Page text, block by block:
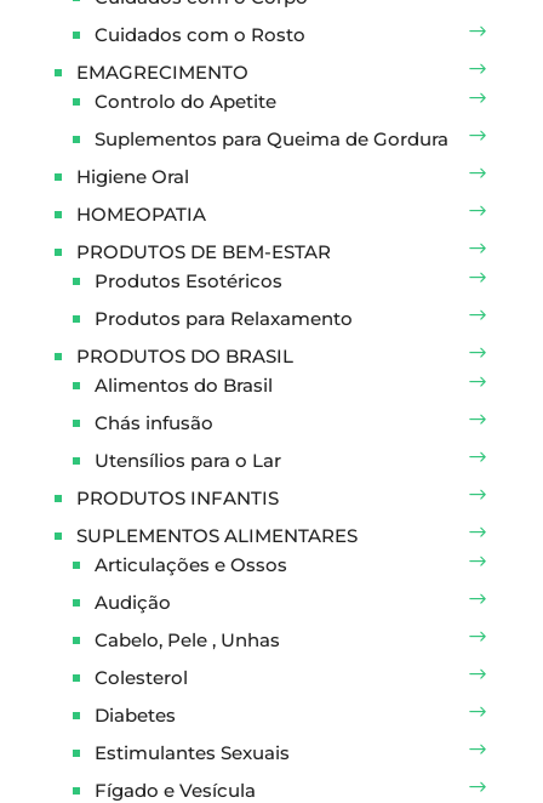
Cuidados com o Rosto
EMAGRECIMENTO
Controlo do Apetite
Suplementos para Queima de Gordura
Higiene Oral
HOMEOPATIA
PRODUTOS DE BEM-ESTAR
Produtos Esotéricos
Produtos para Relaxamento
PRODUTOS DO BRASIL
Alimentos do Brasil
Chás infusão
Utensílios para o Lar
PRODUTOS INFANTIS
SUPLEMENTOS ALIMENTARES
Articulações e Ossos
Audição
Cabelo, Pele , Unhas
Colesterol
Diabetes
Estimulantes Sexuais
Fígado e Vesícula